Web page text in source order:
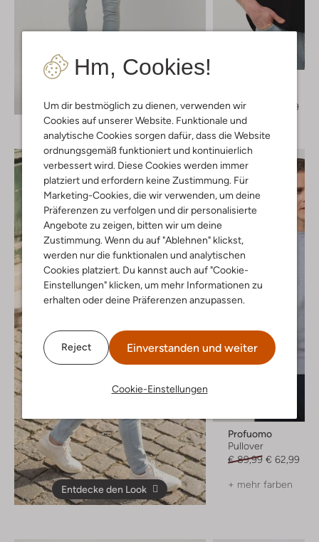
Hm, Cookies!
Um dir bestmöglich zu dienen, verwenden wir
Cookies auf unserer Website. Funktionale und
analytische Cookies sorgen dafür, dass die Website
ordnungsgemäß funktioniert und kontinuierlich
verbessert wird. Diese Cookies werden immer
platziert und erfordern keine Zustimmung. Für
Marketing-Cookies, die wir verwenden, um deine
Präferenzen zu verfolgen und dir personalisierte
Angebote zu zeigen, bitten wir um deine
Zustimmung. Wenn du auf "Ablehnen" klickst,
werden nur die funktionalen und analytischen
Cookies platziert. Du kannst auch auf "Cookie-
Einstellungen" klicken, um mehr Informationen zu
erhalten oder deine Präferenzen anzupassen.
Reject Einverstanden und weiter
Cookie-Einstellungen
€ 59,95
€ 29,99
Entdecke den Look
Profuomo
Pullover
€ 89,99 € 62,99
+ mehr farben